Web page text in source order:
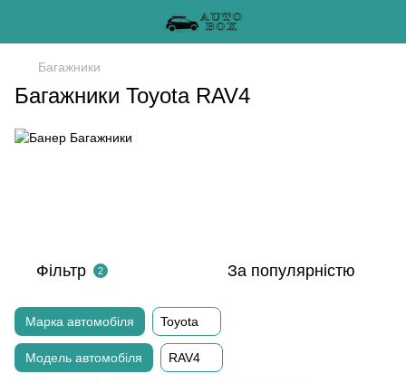
Багажники
Багажники Toyota RAV4
Фільтр 2 За популярністю
Марка автомобіля Toyota
Модель автомобіля RAV4